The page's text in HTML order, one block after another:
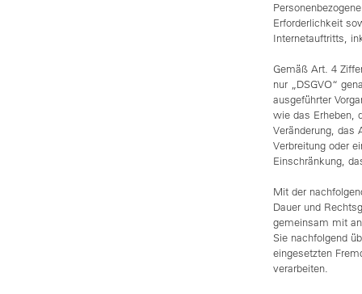
Erforderlichkeit
Internetauftritts,
Gemäß Art. 4
nur „DSGVO“
ausgeführter
wie das Erheben,
Veränderung, das
Verbreitung oder
Einschränkung,
Mit der
Dauer und
gemeinsam mit
Sie nachfolgend
eingesetzten
verarbeiten.